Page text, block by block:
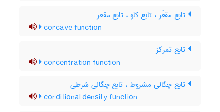
تابع مقعّر ، تابع کاو ، تابع مقعر
concave function
تابع تمرکز
concentration function
تابع چگالی مشروط ، تابع چگالی شرطی
conditional density function